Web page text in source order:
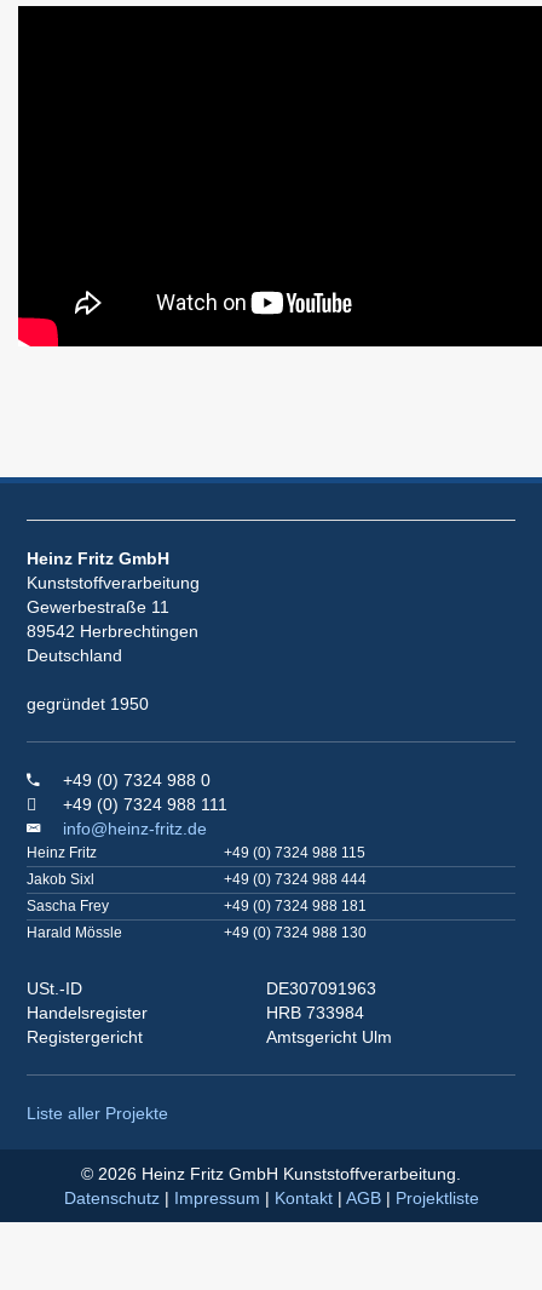
Heinz Fritz GmbH
Kunststoffverarbeitung
Gewerbestraße 11
89542 Herbrechtingen
Deutschland
gegründet 1950
+49 (0) 7324 988 0
+49 (0) 7324 988 111
info@heinz-fritz.de
Heinz Fritz
+49 (0) 7324 988 115
Jakob Sixl
+49 (0) 7324 988 444
Sascha Frey
+49 (0) 7324 988 181
Harald Mössle
+49 (0) 7324 988 130
USt.-ID
DE307091963
Handelsregister
HRB 733984
Registergericht
Amtsgericht Ulm
Liste aller Projekte
© 2026 Heinz Fritz GmbH Kunststoffverarbeitung.
Datenschutz| Impressum | Kontakt| AGB| Projektliste